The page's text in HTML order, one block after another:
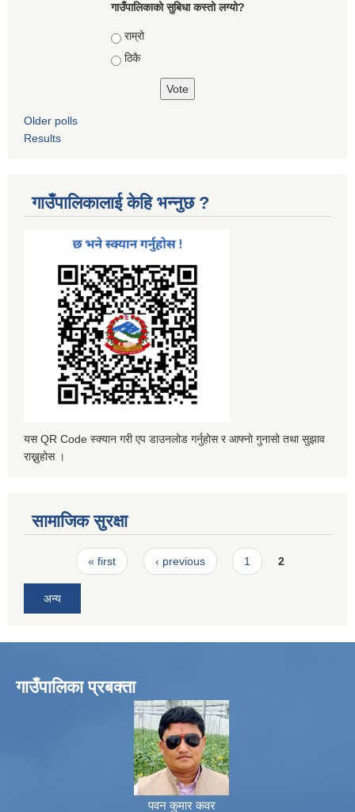
गाउँपालिकाको सुबिधा कस्तो लग्यो?
Choices
राम्रो
ठिकै
Older polls
Results
गाउँपालिकालाई केहि भन्नुछ ?
यस QR Code स्क्यान गरी एप डाउनलोड गर्नुहोस र आफ्नो गुनासो तथा सुझाव
राख्नुहोस ।
सामाजिक सुरक्षा
Pages« first ‹ previous 1 2
अन्य
गाउँपालिका प्रबक्ता
पवन कुमार कवर